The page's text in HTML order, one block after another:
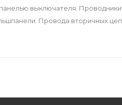
выключателя.
Провода вторичных